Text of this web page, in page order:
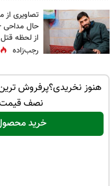
تصاویری از
حال مداحی
از لحظه
رجب‌زاده
هنوز نخریدی؟پرفروش
نصف
خرید